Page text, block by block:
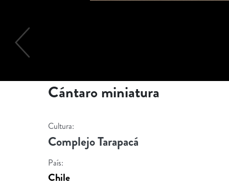
Cántaro miniatura
Cultura:
Complejo Tarapacá
País:
Chile